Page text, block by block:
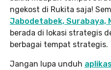
ngekost di Rukita saja!
Jabodetabek, Surabaya,
berada di lokasi strategis
berbagai tempat strategis.
Jangan lupa unduh